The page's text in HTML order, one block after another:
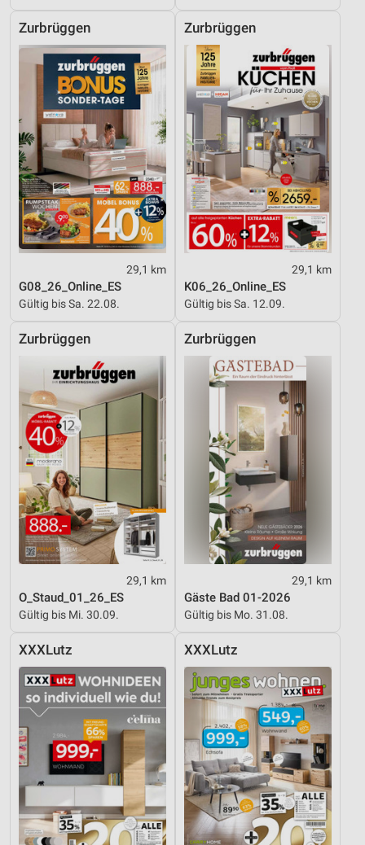
Zurbrüggen
29,1 km
G08_26_Online_ES
Gültig bis Sa. 22.08.
Zurbrüggen
29,1 km
K06_26_Online_ES
Gültig bis Sa. 12.09.
Zurbrüggen
29,1 km
O_Staud_01_26_ES
Gültig bis Mi. 30.09.
Zurbrüggen
29,1 km
Gäste Bad 01-2026
Gültig bis Mo. 31.08.
XXXLutz XXXLutz